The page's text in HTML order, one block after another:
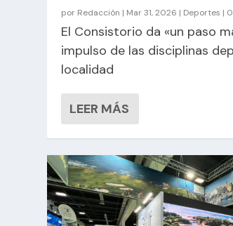
por Redacción | Mar 31, 2026 | Deportes |
El Consistorio da «un paso
impulso de las disciplinas
localidad
LEER MÁS